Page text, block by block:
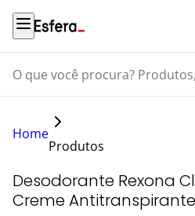
O que você procura? Produtos,
Home
Produtos
Desodorante Rexona
Creme